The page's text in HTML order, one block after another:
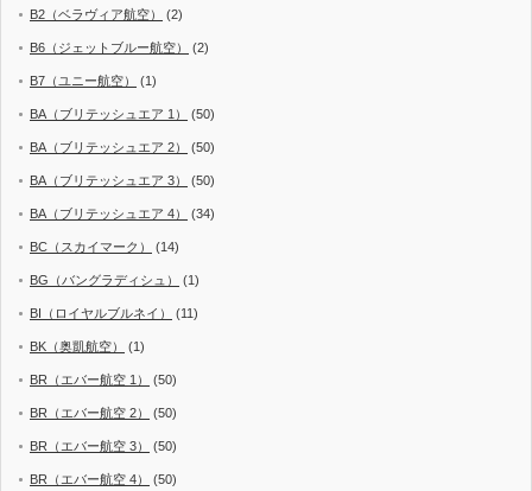
B2（ベラヴィア航空） (2)
B6（ジェットブルー航空） (2)
B7（ユニー航空） (1)
BA（ブリテッシュエア 1） (50)
BA（ブリテッシュエア 2） (50)
BA（ブリテッシュエア 3） (50)
BA（ブリテッシュエア 4） (34)
BC（スカイマーク） (14)
BG（バングラディシュ） (1)
BI（ロイヤルブルネイ） (11)
BK（奥凱航空） (1)
BR（エバー航空 1） (50)
BR（エバー航空 2） (50)
BR（エバー航空 3） (50)
BR（エバー航空 4） (50)